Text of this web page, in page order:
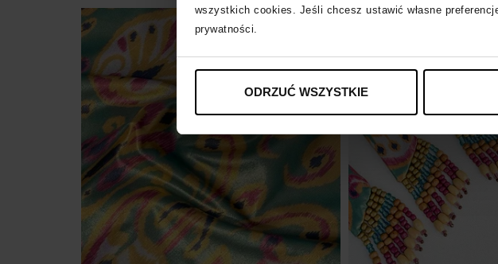
wszystkich cookies. Jeśli chcesz ustawić własne
prywatności.
ODRZUĆ WSZYSTKIE